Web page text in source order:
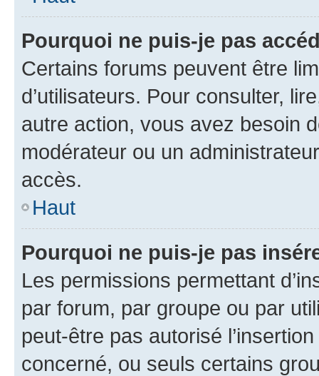
Pourquoi ne puis-je pas
Certains forums peuvent être
d’utilisateurs. Pour consulter,
autre action, vous avez besoin
modérateur ou un
accès.
Haut
Pourquoi ne puis-je pas
Les permissions permettant
par forum, par groupe ou par
peut-être pas autorisé
concerné, ou seuls certains